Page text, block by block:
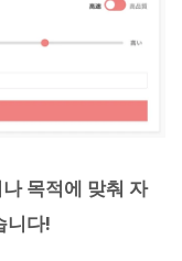
목적에 맞춰 자
니다!